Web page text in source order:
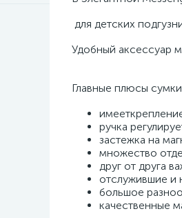
для детских
Удобный аксессуар
Главные плюсы
ручка
застежка на
множество
друг от друга
отслужившие и
большое
качественные